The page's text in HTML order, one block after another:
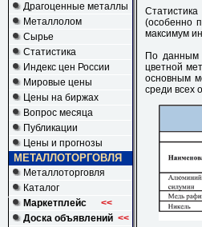
Драгоценные металлы
Металлолом
Сырье
Статистика
Индекс цен России
Мировые цены
Цены на биржах
Вопрос месяца
Публикации
Цены и прогнозы
МЕТАЛЛОТОРГОВЛЯ
Металлоторговля
Каталог
Маркетплейс
<<
Доска объявлений <<
(особенно
максимум
По данным
цветной
основным
среди всех